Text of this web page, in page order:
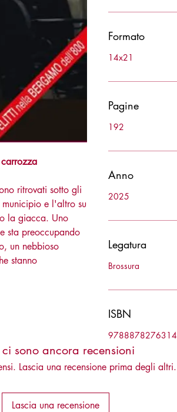
ritrovati sotto gli
e l'altro su
la giacca. Uno
sta preoccupando
un nebbioso
stanno
Formato
14x21
Pagine
192
Anno
2025
Legatura
Brossura
ISBN
9788878276314
sono ancora recensioni
Lascia una recensione prima degli altri.
Lascia una recensione